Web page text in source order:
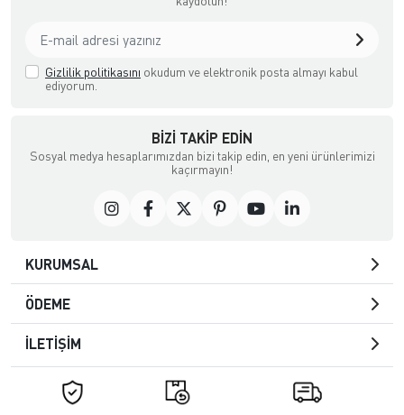
Gizlilik politikasını okudum ve elektronik posta almayı kabul
ediyorum.
BIZI TAKIP EDIN
Sosyal medya hesaplarımızdan bizi takip edin, en yeni ürünlerimizi
kaçırmayın!
KURUMSAL
ÖDEME
İLETİŞİM